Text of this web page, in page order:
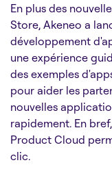
En plus des
Store, Akeneo a
développement
une expérience
des exemples
pour aider les
nouvelles
rapidement. En
Product Cloud
clic.